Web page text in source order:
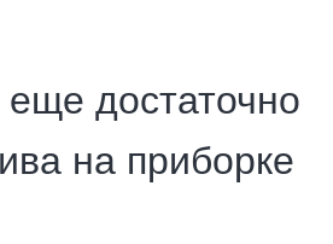
достаточно
на приборке